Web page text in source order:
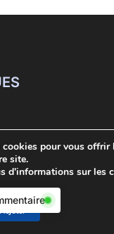
pour vous offrir
site.
d'informations sur les
Rejeter